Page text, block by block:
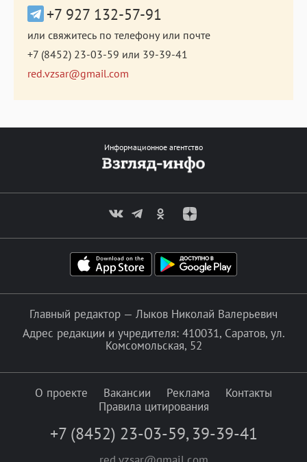
+7 927 132-57-91
или свяжитесь по телефону или почте
+7 (8452) 23-03-59 или 39-39-41
red.vzsar@gmail.com
Информационное агентство
Главный редактор — Лыков Николай Валерьевич
Адрес редакции и учредителя: 410031, Саратов, ул.
Комсомольская, 52
О проекте Вакансии Реклама
Контакты
Правила цитирования
+7 (8452) 23-03-59, 39-39-41